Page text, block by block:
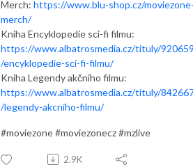
Merch: https://www.blu-shop.cz/
merch/
Kniha Encyklopedie sci-fi filmu:
https://www.albatrosmedia.cz/tituly/
/encyklopedie-sci-fi-filmu/
Kniha Legendy akčního filmu:
https://www.albatrosmedia.cz/tituly/
/legendy-akcniho-filmu/
#moviezone #moviezonecz #mzlive
2.9K